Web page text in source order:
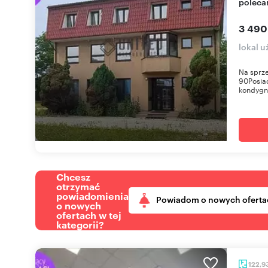
3
lokal
Na
Chcesz
otrzymać
powiadomienia
o nowych
ofertach w tej
kategorii?
Powiadom o nowych